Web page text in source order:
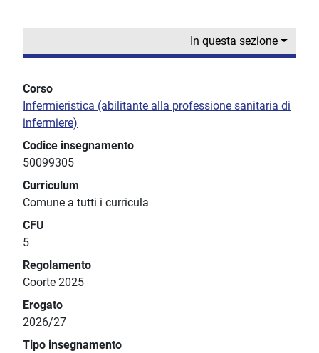
In questa sezione
Corso
Infermieristica (abilitante alla professione sanitaria di
infermiere)
Codice insegnamento
50099305
Curriculum
Comune a tutti i curricula
CFU
5
Regolamento
Coorte 2025
Erogato
2026/27
Tipo insegnamento